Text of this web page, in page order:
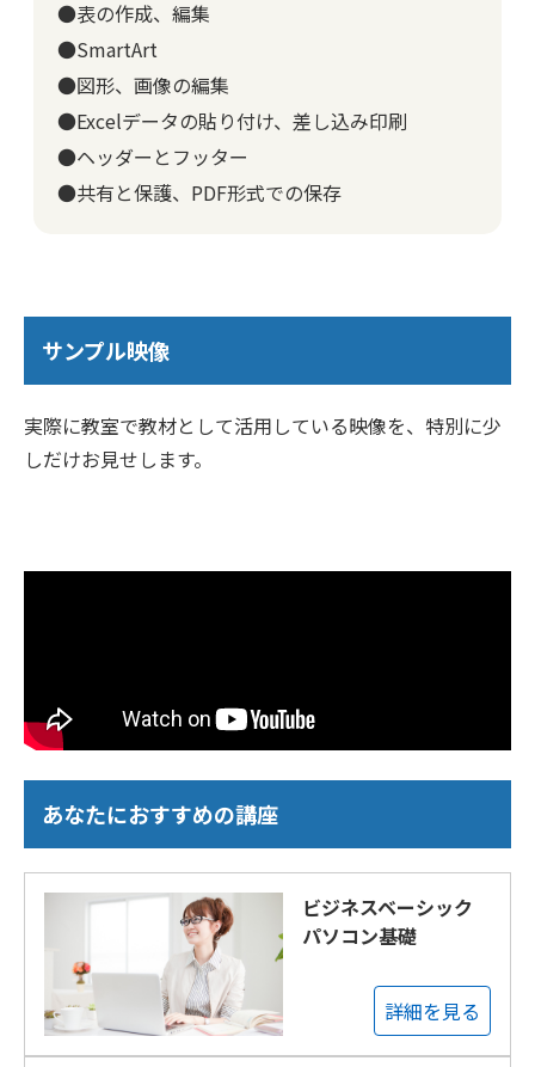
●表の作成、編集
●SmartArt
●図形、画像の編集
●Excelデータの貼り付け、差し込み印刷
●ヘッダーとフッター
●共有と保護、PDF形式での保存
サンプル映像
実際に教室で教材として活用している映像を、特別に少
しだけお見せします。
あなたにおすすめの講座
ビジネスベーシック
パソコン基礎
詳細を見る